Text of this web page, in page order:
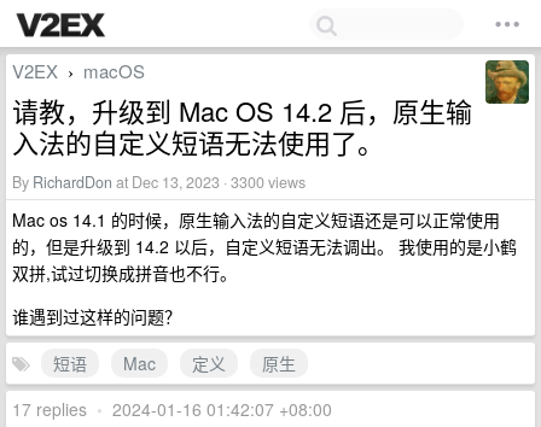
V2EX › macOS
请教，升级到 Mac OS 14.2 后，原生输
入法的自定义短语无法使用了。
By RichardDon at Dec 13, 2023 · 3300 views
Mac os 14.1 的时候，原生输入法的自定义短语还是可以正常使用
的，但是升级到 14.2 以后，自定义短语无法调出。 我使用的是小鹤
双拼,试过切换成拼音也不行。
谁遇到过这样的问题？
短语
Mac 定义
原生
17 replies • 2024-01-16 01:42:07 +08:00